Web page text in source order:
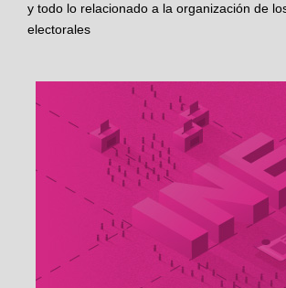
y todo lo relacionado a la organización de
electorales